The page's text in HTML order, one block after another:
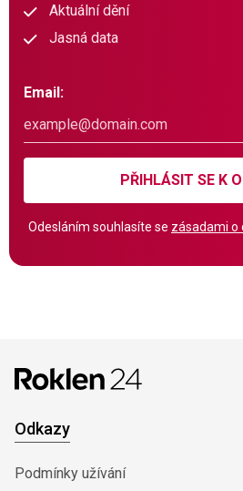
Aktuální dění
Jasná data
Email:
PŘIHLÁSIT SE K
Odesláním souhlasíte se zásadami o
Odkazy
Podmínky užívání